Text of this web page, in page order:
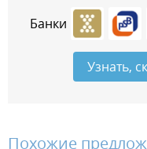
Банки
Узнать,
Похожие